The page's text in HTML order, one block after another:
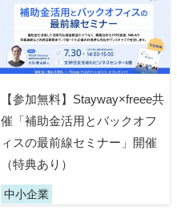
【参加無料】Stayway×freee共
催「補助金活用とバックオフ
ィスの最前線セミナー」開催
（特典あり）
中小企業